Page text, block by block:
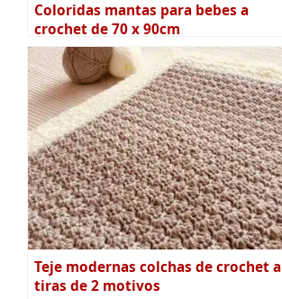
Coloridas mantas para bebes a
crochet de 70 x 90cm
Teje modernas colchas de crochet a
tiras de 2 motivos